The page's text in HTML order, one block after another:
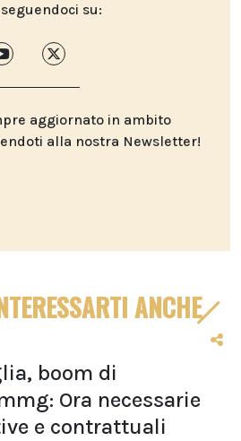
su:
aggiornato in ambito
alla nostra Newsletter!
ANCHE
boom di
Ora necessarie
e contrattuali